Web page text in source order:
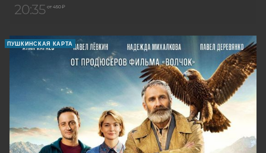
20:35 от 450 ₽
ПУШКИНСКАЯ КАРТА